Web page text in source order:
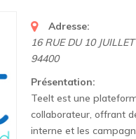
Adresse:
16 RUE DU 10
94400
Présentation:
Teelt est une
collaborateur, offrant
interne et les